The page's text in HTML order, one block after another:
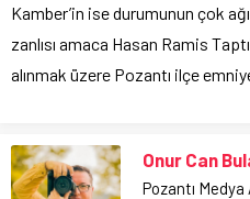
Kamber’in ise durumunun çok
zanlısı amaca Hasan Ramis
alınmak üzere Pozantı ilçe
Onur Can
Pozantı